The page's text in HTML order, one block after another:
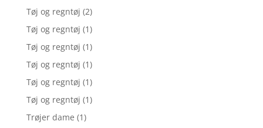
Tøj og regntøj (2)
Tøj og regntøj (1)
Tøj og regntøj (1)
Tøj og regntøj (1)
Tøj og regntøj (1)
Tøj og regntøj (1)
Trøjer dame (1)